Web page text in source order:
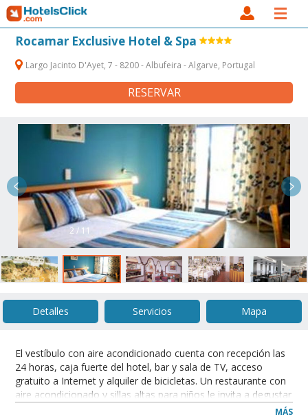
Rocamar Exclusive Hotel & Spa
Largo Jacinto D'Ayet, 7 - 8200 - Albufeira - Algarve, Portugal
RESERVAR
2 / 11
Detalles Servicios Mapa
El vestíbulo con aire acondicionado cuenta con recepción las
24 horas, caja fuerte del hotel, bar y sala de TV, acceso
gratuito a Internet y alquiler de bicicletas. Un restaurante con
aire acondicionado y sillas altas para niños le invita a degustar
deliciosos platos a la carta. Servicio de lavandería de pago. La
MÁS